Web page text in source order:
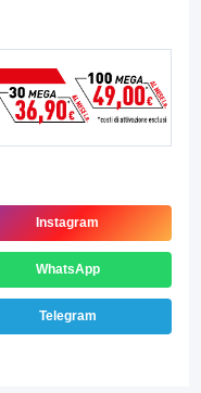
Instagram
WhatsApp
Telegram